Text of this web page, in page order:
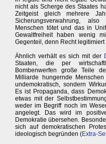
nicht als Scherge des Staates
Zeitgeist gleich mehrere
Sicherungsverwahrung,
Menschen tötet und das in
Gewaltfreiheit haben wenig
Gegenteil, denn Recht legitimiert
Ähnlich verhält es sich mit der
Staaten, die per
Bombenwerfen große Teile
Milliarde hungernde
undemokratisch, sondern
Es ist Propaganda, dass
etwas mit der
weder im Begriff noch im
angelegt. Das wird im
Demokratie übersehen.
sich auf demokratischen
ideologisch begründen (Extra-